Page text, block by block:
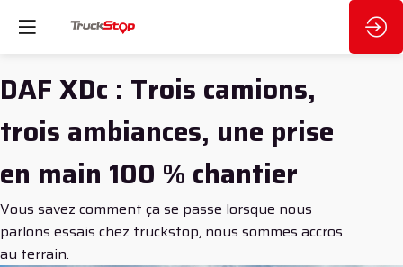
DAF XDc : Trois camions,
trois ambiances, une prise
en main 100 % chantier
Vous savez comment ça se passe lorsque nous
parlons essais chez truckstop, nous sommes accros
au terrain.